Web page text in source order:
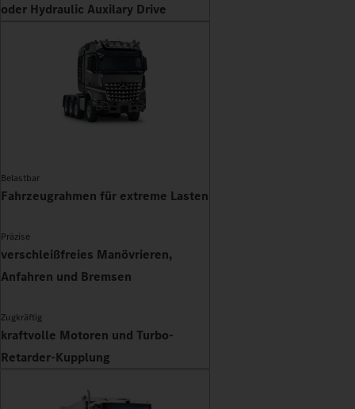
oder Hydraulic Auxilary Drive
Belastbar
Fahrzeugrahmen für extreme Lasten
Präzise
verschleißfreies Manövrieren,
Anfahren und Bremsen
Zugkräftig
kraftvolle Motoren und Turbo-
Retarder-Kupplung